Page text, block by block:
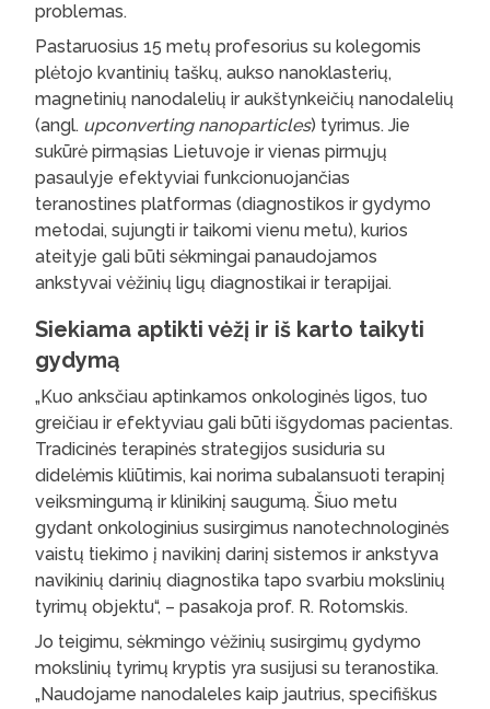
problemas.
Pastaruosius 15 metų profesorius su kolegomis
plėtojo kvantinių taškų, aukso nanoklasterių,
magnetinių nanodalelių ir aukštynkeičių nanodalelių
(angl. upconverting nanoparticles) tyrimus. Jie
sukūrė pirmąsias Lietuvoje ir vienas pirmųjų
pasaulyje efektyviai funkcionuojančias
teranostines platformas (diagnostikos ir gydymo
metodai, sujungti ir taikomi vienu metu), kurios
ateityje gali būti sėkmingai panaudojamos
ankstyvai vėžinių ligų diagnostikai ir terapijai.
Siekiama aptikti vėžį ir iš karto taikyti
gydymą
„Kuo anksčiau aptinkamos onkologinės ligos, tuo
greičiau ir efektyviau gali būti išgydomas pacientas.
Tradicinės terapinės strategijos susiduria su
didelėmis kliūtimis, kai norima subalansuoti terapinį
veiksmingumą ir klinikinį saugumą. Šiuo metu
gydant onkologinius susirgimus nanotechnologinės
vaistų tiekimo į navikinį darinį sistemos ir ankstyva
navikinių darinių diagnostika tapo svarbiu mokslinių
tyrimų objektu“, – pasakoja prof. R. Rotomskis.
Jo teigimu, sėkmingo vėžinių susirgimų gydymo
mokslinių tyrimų kryptis yra susijusi su teranostika.
„Naudojame nanodaleles kaip jautrius, specifiškus